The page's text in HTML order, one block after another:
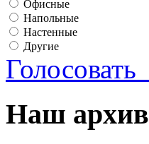
Офисные
Напольные
Настенные
Другие
Голосовать
Наш архив